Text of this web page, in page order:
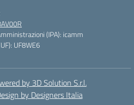
(IPA): icamm
UF8WE6
by 3D Solution S.r.l.
by Designers Italia